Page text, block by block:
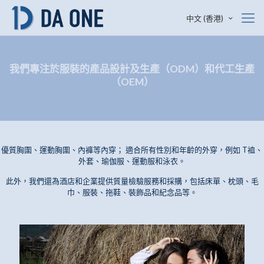
中文 (香港)
我們專注於服裝的產品設計及生產（ODM）和代工生產
（OEM）
優質胸圍、運動胸圍、內褲等內穿； 適合所有性別和年齡的外穿，例如 T裇、
外套、瑜伽服、運動服和泳衣。
此外，我們還為酒店和企業提供質量檢驗服務和採購，包括床單、枕頭、毛
巾、服裝、拖鞋、裝飾品和紀念品等。